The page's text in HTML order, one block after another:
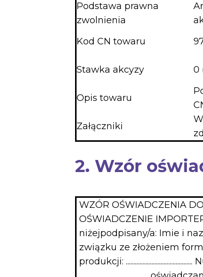
Podstawa prawna
zwolnienia
Kod CN towaru
Stawka akcyzy
0
Opis towaru
Załączniki
2. Wzór
WZÓR OŚWIADCZENIA
OŚWIADCZENIE
niżejpodpisany/a: Imie i nazwisko:
związku ze złożeniem
produkcji: